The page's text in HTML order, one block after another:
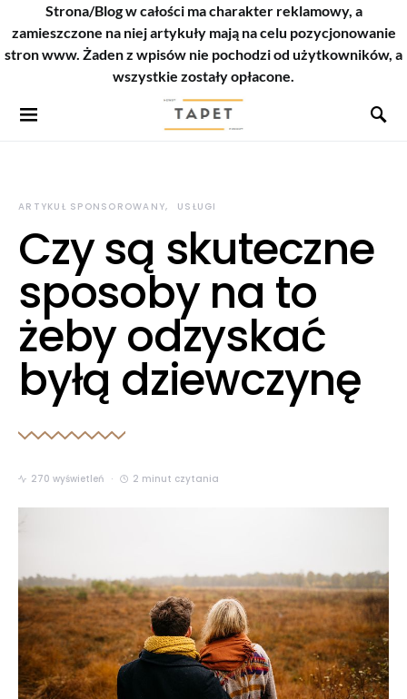
Strona/Blog w całości ma charakter reklamowy, a
zamieszczone na niej artykuły mają na celu pozycjonowanie
stron www. Żaden z wpisów nie pochodzi od użytkowników, a
wszystkie zostały opłacone.
ARTYKUŁ SPONSOROWANY USŁUGI
Czy są skuteczne
sposoby na to
żeby odzyskać
byłą dziewczynę
270 wyświetleń 2 minut czytania